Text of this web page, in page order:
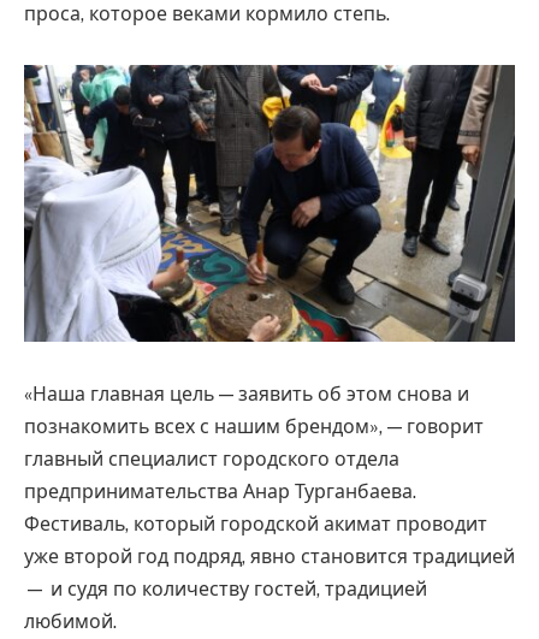
проса, которое веками кормило степь.
«Наша главная цель — заявить об этом снова и
познакомить всех с нашим брендом», — говорит
главный специалист городского отдела
предпринимательства Анар Турганбаева.
Фестиваль, который городской акимат проводит
уже второй год подряд, явно становится традицией
— и судя по количеству гостей, традицией
любимой.